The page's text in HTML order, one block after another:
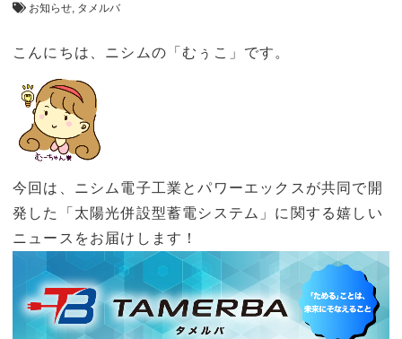
お知らせ タメルバ
こんにちは、ニシムの「むぅこ」です。
今回は、ニシム電子工業とパワーエックスが共同で開
発した「太陽光併設型蓄電システム」に関する嬉しい
ニュースをお届けします！